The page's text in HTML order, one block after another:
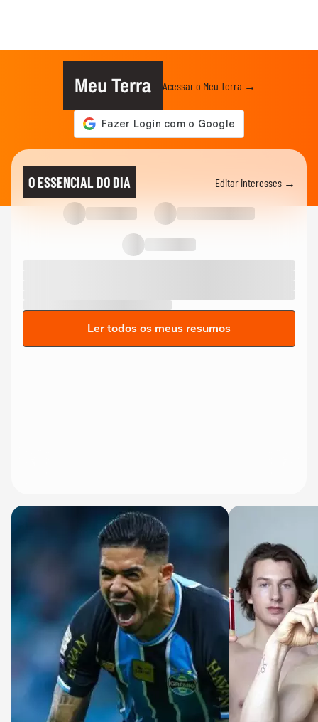
Meu Terra Acessar o Meu Terra →
O ESSENCIAL DO DIA Editar interesses →
Ler todos os meus resumos